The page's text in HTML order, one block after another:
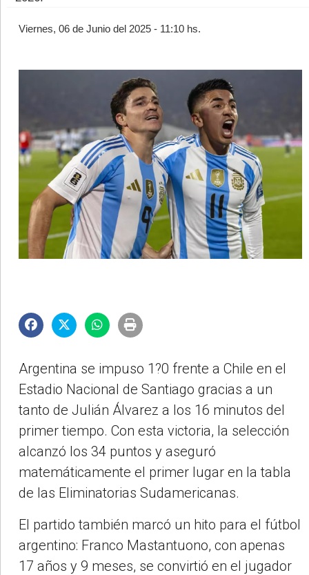
Viernes, 06 de Junio del 2025 - 11:10 hs.
Argentina se impuso 1?0 frente a Chile en el
Estadio Nacional de Santiago gracias a un
tanto de Julián Álvarez a los 16 minutos del
primer tiempo. Con esta victoria, la selección
alcanzó los 34 puntos y aseguró
matemáticamente el primer lugar en la tabla
de las Eliminatorias Sudamericanas.
El partido también marcó un hito para el fútbol
argentino: Franco Mastantuono, con apenas
17 años y 9 meses, se convirtió en el jugador